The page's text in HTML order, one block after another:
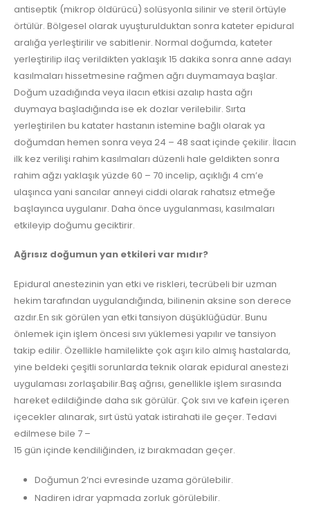
antiseptik (mikrop öldürücü) solüsyonla silinir ve steril örtüyle
örtülür. Bölgesel olarak uyuşturulduktan sonra kateter epidural
aralığa yerleştirilir ve sabitlenir. Normal doğumda, kateter
yerleştirilip ilaç verildikten yaklaşık 15 dakika sonra anne adayı
kasılmaları hissetmesine rağmen ağrı duymamaya başlar.
Doğum uzadığında veya ilacın etkisi azalıp hasta ağrı
duymaya başladığında ise ek dozlar verilebilir. Sırta
yerleştirilen bu katater hastanın istemine bağlı olarak ya
doğumdan hemen sonra veya 24 – 48 saat içinde çekilir. İlacın
ilk kez verilişi rahim kasılmaları düzenli hale geldikten sonra
rahim ağzı yaklaşık yüzde 60 – 70 incelip, açıklığı 4 cm’e
ulaşınca yani sancılar anneyi ciddi olarak rahatsız etmeğe
başlayınca uygulanır. Daha önce uygulanması, kasılmaları
etkileyip doğumu geciktirir.
Ağrısız doğumun yan etkileri var mıdır?
Epidural anestezinin yan etki ve riskleri, tecrübeli bir uzman
hekim tarafından uygulandığında, bilinenin aksine son derece
azdır.En sık görülen yan etki tansiyon düşüklüğüdür. Bunu
önlemek için işlem öncesi sıvı yüklemesi yapılır ve tansiyon
takip edilir. Özellikle hamilelikte çok aşırı kilo almış hastalarda,
yine beldeki çeşitli sorunlarda teknik olarak epidural anestezi
uygulaması zorlaşabilir.Baş ağrısı, genellikle işlem sırasında
hareket edildiğinde daha sık görülür. Çok sıvı ve kafein içeren
içecekler alınarak, sırt üstü yatak istirahati ile geçer. Tedavi
edilmese bile 7 –
15 gün içinde kendiliğinden, iz bırakmadan geçer.
Doğumun 2’nci evresinde uzama görülebilir.
Nadiren idrar yapmada zorluk görülebilir.